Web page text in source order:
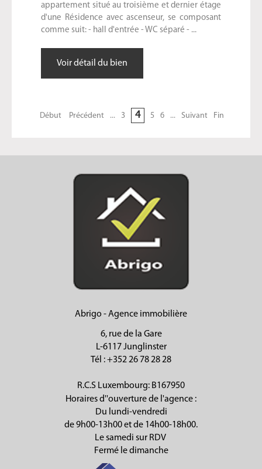
appartement situé au troisième et dernier étage
d'une Résidence avec ascenseur, se composant
comme suit: - hall d'entrée - WC séparé - ...
Voir détail du bien
Début Précédent ... 3 4 5 6 ... Suivant Fin
Abrigo - Agence immobilière
6, rue de la Gare
L-6117 Junglinster
Tél : +352 26 78 28 28
R.C.S Luxembourg: B167950
Horaires d''ouverture de l'agence :
Du lundi-vendredi
de 9h00-13h00 et de 14h00-18h00.
Le samedi sur RDV
Fermé le dimanche